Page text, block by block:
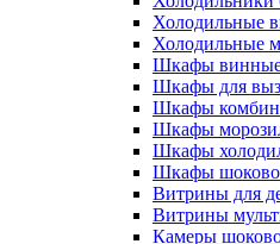
Холодильные
Холодильные
Шкафы
Шкафы для
Шкафы
Шкафы
Шкафы
Шкафы
Витрины для
Витрины
Камеры